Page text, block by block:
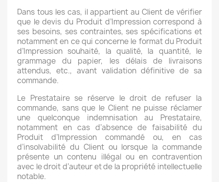
Dans tous les cas, il appartient au Client de vérifier
que le devis du Produit d’Impression correspond à
ses besoins, ses contraintes, ses spécifications et
notamment en ce qui concerne le format du Produit
d’Impression souhaité, la qualité, la quantité, le
grammage du papier, les délais de livraisons
attendus, etc., avant validation définitive de sa
commande.
Le Prestataire se réserve le droit de refuser la
commande, sans que le Client ne puisse réclamer
une quelconque indemnisation au Prestataire,
notamment en cas d’absence de faisabilité du
Produit d’Impression commandé ou, en cas
d’insolvabilité du Client ou lorsque la commande
présente un contenu illégal ou en contravention
avec le droit d’auteur et de la propriété intellectuelle
notable.